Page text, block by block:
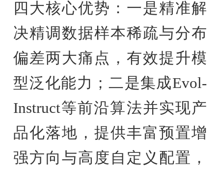
四大核心优势：一是精准解
决精调数据样本稀疏与分布
偏差两大痛点，有效提升模
型泛化能力；二是集成Evol-
Instruct等前沿算法并实现产
品化落地，提供丰富预置增
强方向与高度自定义配置，